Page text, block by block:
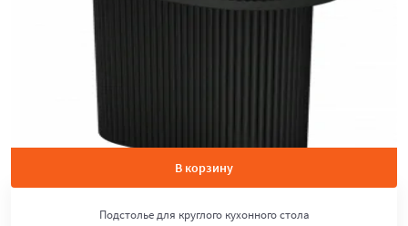
В корзину
Подстолье для круглого кухонного стола